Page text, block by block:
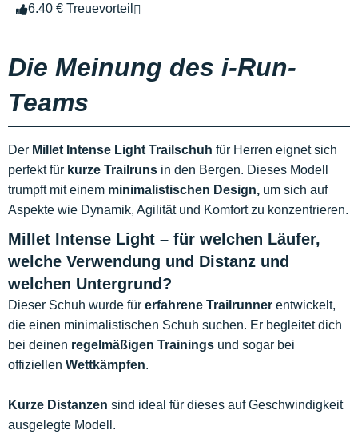
6.40 € Treuevorteil
Die Meinung des i-Run-
Teams
Der Millet Intense Light Trailschuh für Herren eignet sich
perfekt für kurze Trailruns in den Bergen. Dieses Modell
trumpft mit einem minimalistischen Design, um sich auf
Aspekte wie Dynamik, Agilität und Komfort zu konzentrieren.
Millet Intense Light – für welchen Läufer,
welche Verwendung und Distanz und
welchen Untergrund?
Dieser Schuh wurde für erfahrene Trailrunner entwickelt,
die einen minimalistischen Schuh suchen. Er begleitet dich
bei deinen regelmäßigen Trainings und sogar bei
offiziellen Wettkämpfen.
Kurze Distanzen sind ideal für dieses auf Geschwindigkeit
ausgelegte Modell.